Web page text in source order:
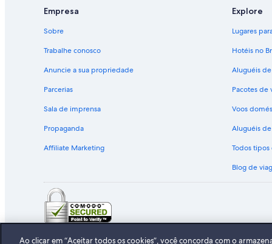
Empresa
Sobre
Trabalhe conosco
Anuncie a sua propriedade
Parcerias
Sala de imprensa
Propaganda
Affiliate Marketing
Explore
Lugares
Hotéis no
Aluguéis
Pacotes de
Voos
Aluguéis de
Todos
Blog de
© 2026 Expedia, Inc., uma
Ao clicar em “Aceitar todos os cookies”, você concorda com o